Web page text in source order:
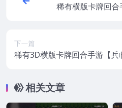
稀有横版卡牌回合
下一篇
稀有3D横版卡牌回合手游【兵
相关文章